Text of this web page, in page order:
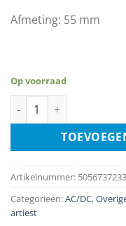
Afmeting: 55 mm
Op voorraad
Sleutelhanger - AC/DC
Artikelnummer:
Categorieën:AC/DC,
artiest